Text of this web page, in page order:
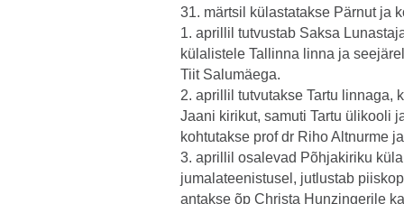
31. märtsil külastatakse Pärnut ja
1. aprillil tutvustab Saksa
külalistele Tallinna linna ja
Tiit Salumäega.
2. aprillil tutvutakse Tartu linnaga,
Jaani kirikut, samuti Tartu ülikooli
kohtutakse prof dr Riho Altnurme
3. aprillil osalevad Põhjakiriku
jumalateenistusel, jutlustab
antakse õp Christa Hunzingerile